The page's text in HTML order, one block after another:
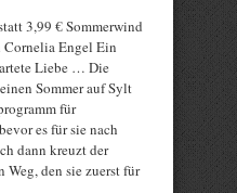
3,99 € Sommerwind
Engel Ein
Liebe … Die
Sommer auf Sylt
für
es für sie nach
dann kreuzt der
den sie zuerst für